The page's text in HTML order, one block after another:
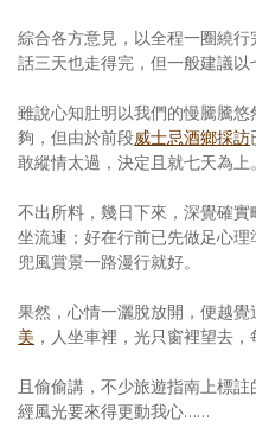
媒體報導一覽
合作與代言
訂閱電子報
綜合各方意見，以全程一圈繞
話三天也走得完，但一般建議以
雖說心知肚明以我們的慢騰騰悠
夠，但由於前段威士忌酒鄉採訪
敢縱情太過，決定且就七天為上。
不出所料，幾日下來，深覺確
坐流連；好在行前已先做足心理
兜風賞景一路漫行就好。
果然，心情一灑脫放開，便越覺
美 ，人坐車裡，光只窗裡望去
且偷偷講，不少旅遊指南上標
經風光要來得更動我心……